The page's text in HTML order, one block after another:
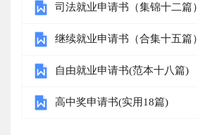
司法就业申请书（集锦十二篇）
继续就业申请书（合集十五篇）
自由就业申请书(范本十八篇)
高中奖申请书(实用18篇)